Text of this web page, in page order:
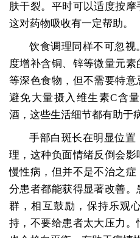
肤干裂。平时可以适度按摩
这对药物吸收有一定帮助。
饮食调理同样不可忽
度增补含铜、锌等微量元
等深色食物，但不需要特意
避免大量摄入维生素C含
酒，这些生活细节都有助于
手部白斑长在明显位
理，这种负面情绪反倒会
慢性病，但并不是不治之
分患者都能获得显著改善
群，相互鼓励，保持乐观
持，不要给患者太大压力